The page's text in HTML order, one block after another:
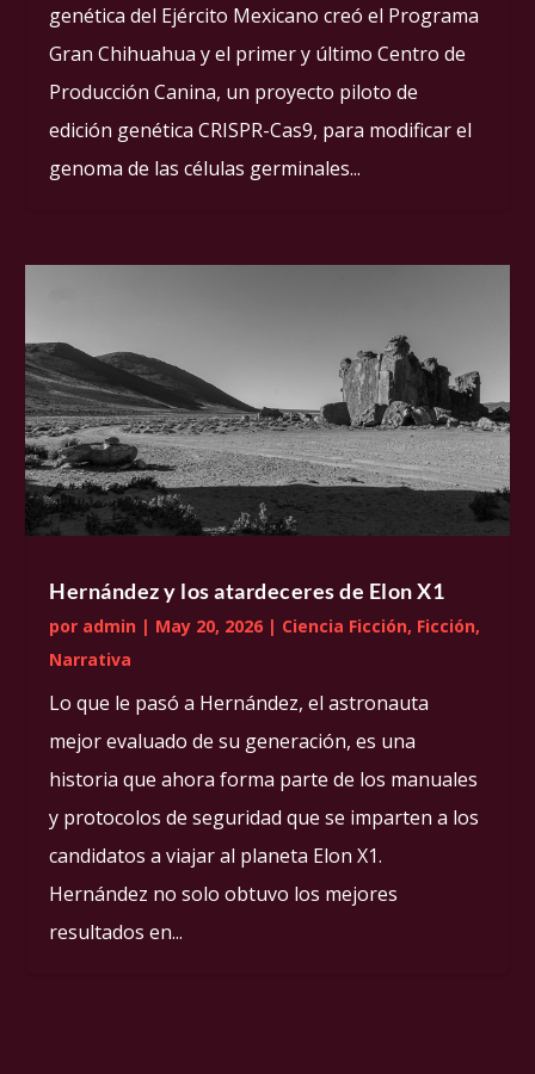
genética del Ejército Mexicano creó el Programa
Gran Chihuahua y el primer y último Centro de
Producción Canina, un proyecto piloto de
edición genética CRISPR-Cas9, para modificar el
genoma de las células germinales...
Hernández y los atardeceres de Elon X1
por admin | May 20, 2026 | Ciencia Ficción, Ficción,
Narrativa
Lo que le pasó a Hernández, el astronauta
mejor evaluado de su generación, es una
historia que ahora forma parte de los manuales
y protocolos de seguridad que se imparten a los
candidatos a viajar al planeta Elon X1.
Hernández no solo obtuvo los mejores
resultados en...